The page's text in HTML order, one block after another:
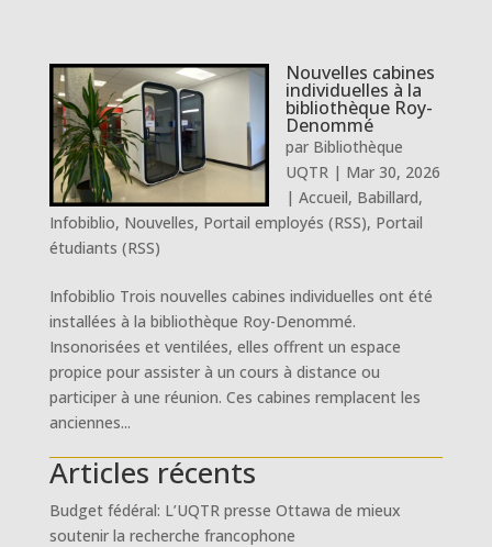
Nouvelles cabines
individuelles à la
bibliothèque Roy-
Denommé
par Bibliothèque
UQTR| Mar 30, 2026
| Accueil, Babillard,
Infobiblio, Nouvelles, Portail employés (RSS), Portail
étudiants (RSS)
Infobiblio Trois nouvelles cabines individuelles ont été
installées à la bibliothèque Roy-Denommé.
Insonorisées et ventilées, elles offrent un espace
propice pour assister à un cours à distance ou
participer à une réunion. Ces cabines remplacent les
anciennes...
Articles récents
Budget fédéral: L’UQTR presse Ottawa de mieux
soutenir la recherche francophone